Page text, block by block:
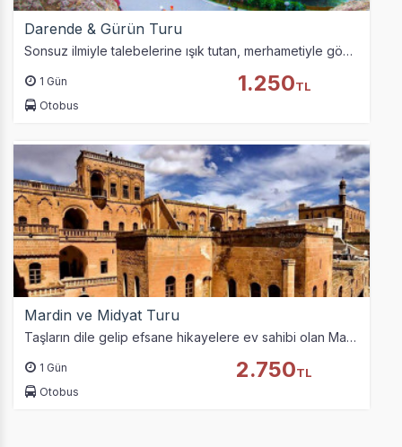
İstatistik Çerezleri
Ziyaretçilerin siteyi nasıl kullandığını anonim olarak
ölçeriz. Hangi sayfaların popüler olduğunu ve
Pazarlama Çerezleri
Size ve ilgi alanlarınıza uygun reklamlar göstermek için
kullanılır. Kapatırsanız reklamları görmeye devam
edersiniz, ancak daha az alakalı olabilirler.
Darende & Gürün Turu
Sonsuz ilmiyle talebelerine ışık tutan, merhametiyle gönüllere taht kuran Darende’de Somuncu Baba'yı, doğal güzellikleri ve görülmemiş berrak sularıyla Sivas Gürün'ü…
1 Gün
Otobus
1.250TL
Mardin ve Midyat Turu
Taşların dile gelip efsane hikayelere ev sahibi olan Mardin- Midyat turumuz için tur tarihinden önceki gece 23:00’de siz değerli misafirlerimiz ile yola çıkıyoruz.…
1 Gün
Otobus
2.750TL